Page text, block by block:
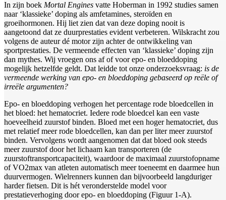
In zijn boek Mortal Engines vatte Hoberman in 1992 studies samen
naar ‘klassieke’ doping als amfetamines, steroïden en
groeihormonen. Hij liet zien dat van deze doping nooit is
aangetoond dat ze duurprestaties evident verbeteren. Wilskracht zou
volgens de auteur dé motor zijn achter de ontwikkeling van
sportprestaties. De vermeende effecten van ‘klassieke’ doping zijn
dan mythes. Wij vroegen ons af of voor epo- en bloeddoping
mogelijk hetzelfde geldt. Dat leidde tot onze onderzoeksvraag: is de
vermeende werking van epo- en bloeddoping gebaseerd op reële of
irreële argumenten?
Epo- en bloeddoping verhogen het percentage rode bloedcellen in
het bloed: het hematocriet. Iedere rode bloedcel kan een vaste
hoeveelheid zuurstof binden. Bloed met een hoger hematocriet, dus
met relatief meer rode bloedcellen, kan dan per liter meer zuurstof
binden. Vervolgens wordt aangenomen dat dat bloed ook steeds
meer zuurstof door het lichaam kan transporteren (de
zuurstoftransportcapaciteit), waardoor de maximaal zuurstofopname
of VO2max van atleten automatisch meer toeneemt en daarmee hun
duurvermogen. Wielrenners kunnen dan bijvoorbeeld langduriger
harder fietsen. Dit is hét veronderstelde model voor
prestatieverhoging door epo- en bloeddoping (Figuur 1-A).